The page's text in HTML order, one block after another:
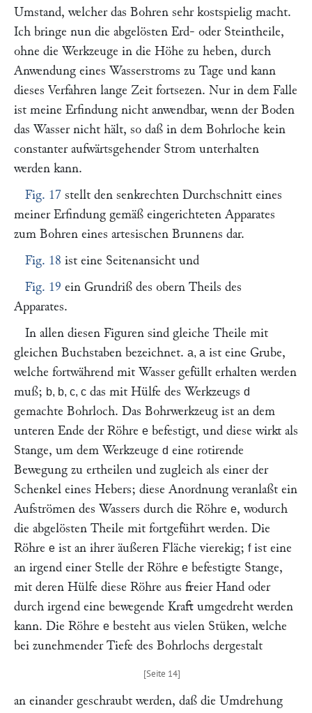
Umstand, welcher das Bohren sehr kostspielig macht.
Ich bringe nun die abgelösten Erd- oder Steintheile,
ohne die Werkzeuge in die Höhe zu heben, durch
Anwendung eines Wasserstroms zu Tage und kann
dieses Verfahren lange Zeit fortsezen. Nur in dem Falle
ist meine Erfindung nicht anwendbar, wenn der Boden
das Wasser nicht hält, so daß in dem Bohrloche kein
constanter aufwärtsgehender Strom unterhalten
werden kann.
Fig. 17 stellt den senkrechten Durchschnitt eines
meiner Erfindung gemäß eingerichteten Apparates
zum Bohren eines artesischen Brunnens dar.
Fig. 18 ist eine Seitenansicht und
Fig. 19 ein Grundriß des obern Theils des
Apparates.
In allen diesen Figuren sind gleiche Theile mit
gleichen Buchstaben bezeichnet. a, a ist eine Grube,
welche fortwährend mit Wasser gefüllt erhalten werden
muß; b, b, c, c das mit Hülfe des Werkzeugs d
gemachte Bohrloch. Das Bohrwerkzeug ist an dem
unteren Ende der Röhre e befestigt, und diese wirkt als
Stange, um dem Werkzeuge d eine rotirende
Bewegung zu ertheilen und zugleich als einer der
Schenkel eines Hebers; diese Anordnung veranlaßt ein
Aufströmen des Wassers durch die Röhre e, wodurch
die abgelösten Theile mit fortgeführt werden. Die
Röhre e ist an ihrer äußeren Fläche vierekig; fist eine
an irgend einer Stelle der Röhre e befestigte Stange,
mit deren Hülfe diese Röhre aus freier Hand oder
durch irgend eine bewegende Kraft umgedreht werden
kann. Die Röhre e besteht aus vielen Stüken, welche
bei zunehmender Tiefe des Bohrlochs dergestalt
an einander geschraubt werden, daß die Umdrehung